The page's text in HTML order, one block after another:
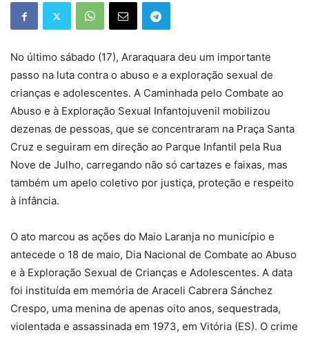
No último sábado (17), Araraquara deu um importante
passo na luta contra o abuso e a exploração sexual de
crianças e adolescentes. A Caminhada pelo Combate ao
Abuso e à Exploração Sexual Infantojuvenil mobilizou
dezenas de pessoas, que se concentraram na Praça Santa
Cruz e seguiram em direção ao Parque Infantil pela Rua
Nove de Julho, carregando não só cartazes e faixas, mas
também um apelo coletivo por justiça, proteção e respeito
à infância.
O ato marcou as ações do Maio Laranja no município e
antecede o 18 de maio, Dia Nacional de Combate ao Abuso
e à Exploração Sexual de Crianças e Adolescentes. A data
foi instituída em memória de Araceli Cabrera Sánchez
Crespo, uma menina de apenas oito anos, sequestrada,
violentada e assassinada em 1973, em Vitória (ES). O crime